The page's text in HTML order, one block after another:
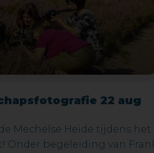
22 aug
Mechelse Heide tijdens het
Onder begeleiding van